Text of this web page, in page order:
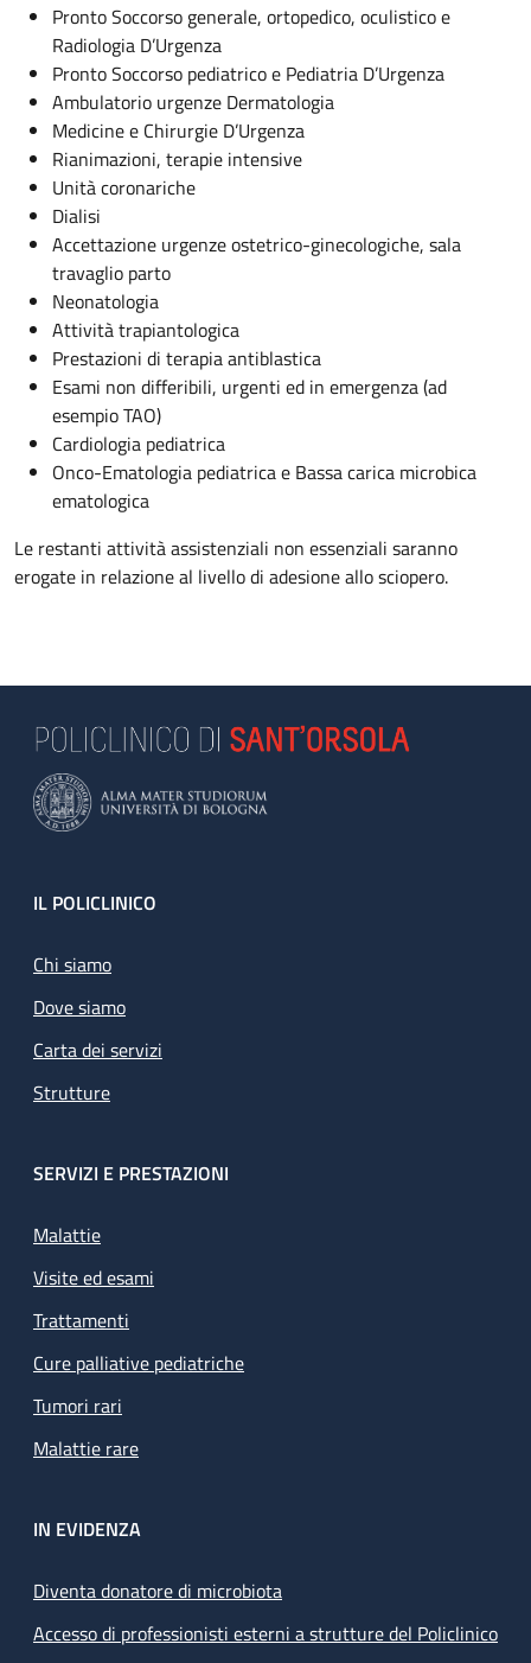
Pronto Soccorso generale, ortopedico, oculistico e
Radiologia D’Urgenza
Pronto Soccorso pediatrico e Pediatria D’Urgenza
Ambulatorio urgenze Dermatologia
Medicine e Chirurgie D’Urgenza
Rianimazioni, terapie intensive
Unità coronariche
Dialisi
Accettazione urgenze ostetrico-ginecologiche, sala
travaglio parto
Neonatologia
Attività trapiantologica
Prestazioni di terapia antiblastica
Esami non differibili, urgenti ed in emergenza (ad
esempio TAO)
Cardiologia pediatrica
Onco-Ematologia pediatrica e Bassa carica microbica
ematologica
Le restanti attività assistenziali non essenziali saranno
erogate in relazione al livello di adesione allo sciopero.
Footer
IL POLICLINICO
Chi siamo
Dove siamo
Carta dei servizi
Strutture
SERVIZI E PRESTAZIONI
Malattie
Visite ed esami
Trattamenti
Cure palliative pediatriche
Tumori rari
Malattie rare
IN EVIDENZA
Diventa donatore di microbiota
Accesso di professionisti esterni a strutture del Policlinico